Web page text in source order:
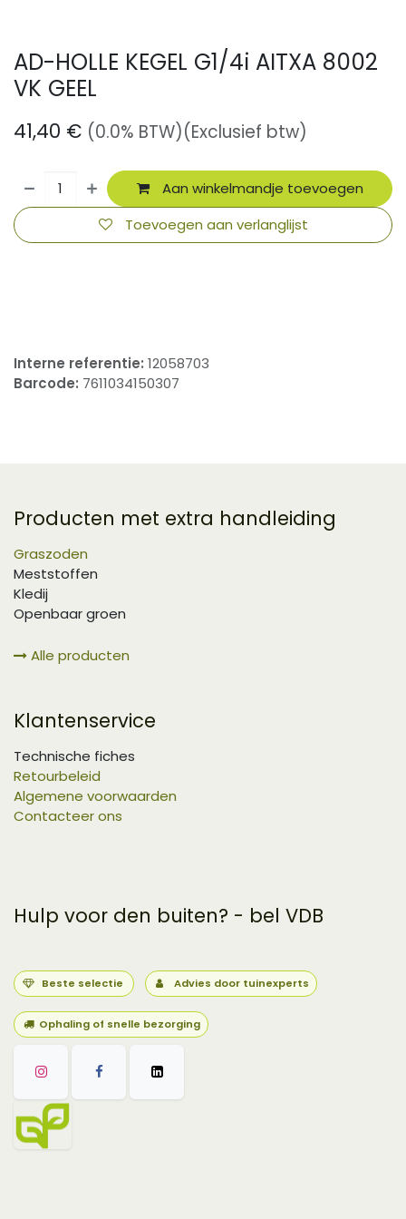
AD-HOLLE KEGEL G1/4i AITXA 8002
VK GEEL
41,40 € (0.0% BTW)(Exclusief btw)
Aan winkelmandje toevoegen
Toevoegen aan verlanglijst
Interne referentie: 12058703
Barcode: 7611034150307
Producten met extra handleiding
Graszoden
Meststoffen
Kledij
Openbaar groen
Alle producten
Klantenservice
Technische fiches
Retourbeleid
Algemene voorwaarden
Contacteer ons
Hulp voor den buiten? - bel VDB
Beste selectie Advies door tuinexperts
Ophaling of snelle bezorging